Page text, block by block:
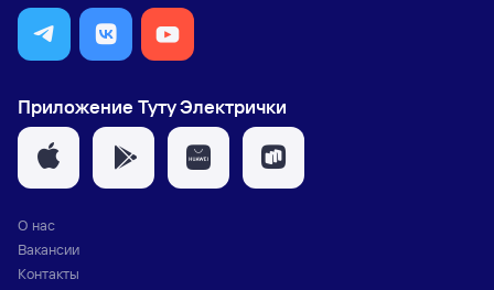
Приложение Туту Электрички
О нас
Вакансии
Контакты